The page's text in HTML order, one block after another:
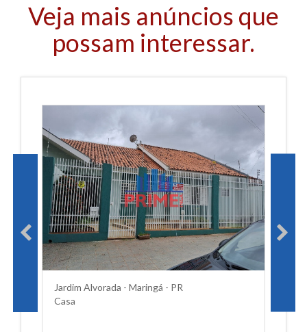
Veja mais anúncios que
possam interessar.
Jardim Alvorada - Maringá - PR
Casa